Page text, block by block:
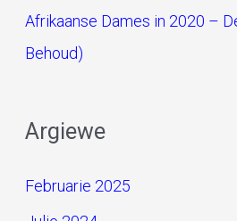
Afrikaanse Dames in 2020 –
Behoud)
Argiewe
Februarie 2025